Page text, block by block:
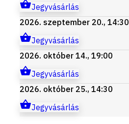
Jegyvásárlás
2026. szeptember 20., 14:30
Jegyvásárlás
2026. október 14., 19:00
Jegyvásárlás
2026. október 25., 14:30
Jegyvásárlás